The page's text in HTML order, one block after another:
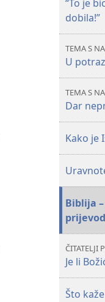
“To je
dobila!”
TEMA S
U
TEMA S
Dar
Kako je
Biblija
ČITATELJI
Je li
Što